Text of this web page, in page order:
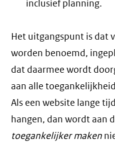
inclusief planning.
Het uitgangspunt is dat
worden benoemd,
dat daarmee wordt
aan alle
Als een website lange
hangen, dan wordt aan
toegankelijker maken